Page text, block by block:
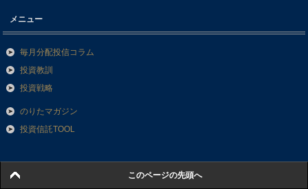
メニュー
毎月分配投信コラム
投資教訓
投資戦略
のりたマガジン
投資信託TOOL
このページの先頭へ